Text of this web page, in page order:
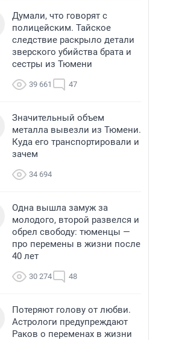
Думали, что говорят с
полицейским. Тайское
следствие раскрыло детали
зверского убийства брата и
сестры из Тюмени
39 661 47
Значительный объем
металла вывезли из Тюмени.
Куда его транспортировали и
зачем
34 694
Одна вышла замуж за
молодого, второй развелся и
обрел свободу: тюменцы —
про перемены в жизни после
40 лет
30 274 48
Потеряют голову от любви.
Астрологи предупреждают
Раков о переменах в жизни